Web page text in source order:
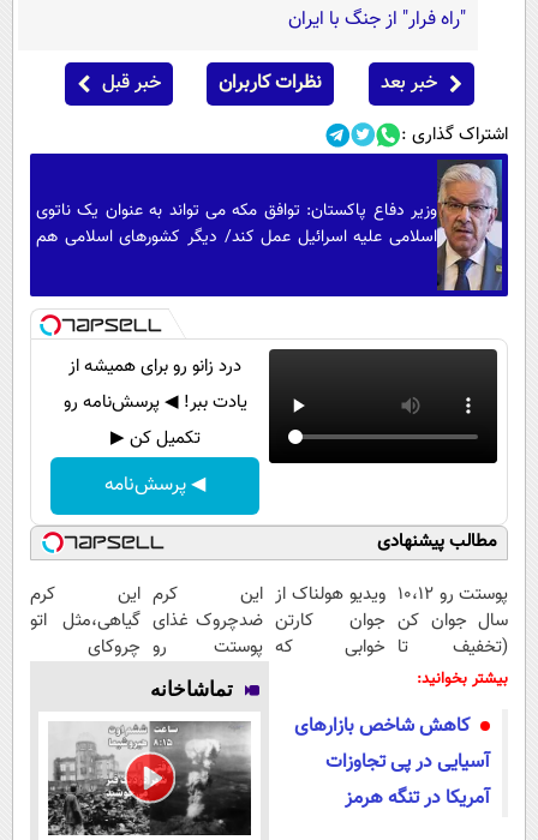
"راه فرار" از جنگ با ایران
خبر بعد نظرات کاربران خبر قبل
اشتراک گذاری :
وزیر دفاع پاکستان: توافق مکه می تواند به عنوان یک ناتوی
اسلامی علیه اسرائیل عمل کند/ دیگر کشورهای اسلامی هم
درد زانو رو برای همیشه از
یادت ببر! ◀ پرسش‌نامه رو
تکمیل کن ▶
◀ پرسش‌نامه
مطالب پیشنهادی
پوستت رو 10،12
سال جوان کن
(تخفیف تا
امشب)
ویدیو هولناک از
جوان کارتن
خوابی که
این کرم
ضدچروک غذای
پوستت رو
تامین میکنه
(خرید با
40%تخفیف)
این کرم
گیاهی،مثل اتو
چروکای
بیشتر بخوانید:
کاهش شاخص بازارهای
آسیایی در پی تجاوزات
آمریکا در تنگه هرمز
تماشاخانه